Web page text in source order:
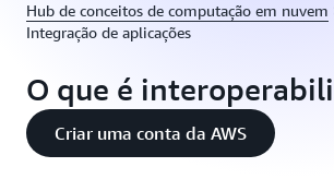
Hub de conceitos de computação em nuvem
Integração de aplicações
O que é
Criar uma conta da AWS